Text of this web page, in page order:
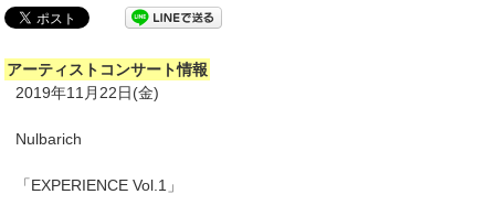
アーティストコンサート情報
2019年11月22日(金)
Nulbarich
「EXPERIENCE Vol.1」